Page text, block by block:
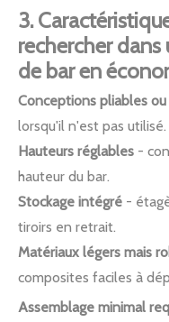
3.
rechercher
de bar en
Conceptions pliables
lorsqu'il n'est pas utilisé.
Hauteurs réglables -
hauteur du bar.
Stockage intégré -
tiroirs en retrait.
Matériaux légers mais
composites faciles à
Assemblage minimal